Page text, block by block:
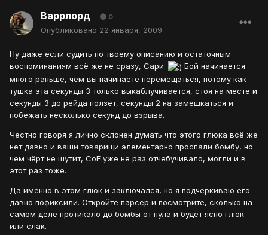
Варрлорд 0
Опубликовано 22 января, 2009
Ну даже если судить по твоему описанию и остаточным
воспоминаниям всё же не сразу, Сари.
Бой начинается
много раньше, чем вы начинаете перемещаться, потому как
тушка эта секунды 3 только выкаблучивается, стоя на месте и
секунды 3 до рейда ползёт, секунды 2 на замешкаться и
побежать несколько секунд до взрыва.
Честно говоря я лично склонен думать что этого глюка всё же
нет давно и ваши товарищи элементарно проспали бомбу, но
чем чёрт не шутит, СоЕ уже не раз отчебучивало, могли и в
этот раз тоже.
Да именно в этом глюк и заключался, но я подчёркиваю его
давно пофиксили. Откройте парсер и посмотрите, сколько на
самом деле протикало до бомбы от пула и будет ясно глюк
или слак.